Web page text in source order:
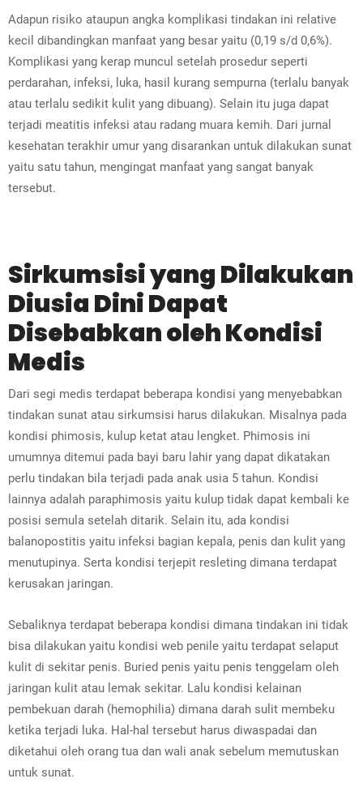
Adapun risiko ataupun angka komplikasi tindakan ini relative
kecil dibandingkan manfaat yang besar yaitu (0,19 s/d 0,6%).
Komplikasi yang kerap muncul setelah prosedur seperti
perdarahan, infeksi, luka, hasil kurang sempurna (terlalu banyak
atau terlalu sedikit kulit yang dibuang). Selain itu juga dapat
terjadi meatitis infeksi atau radang muara kemih. Dari jurnal
kesehatan terakhir umur yang disarankan untuk dilakukan sunat
yaitu satu tahun, mengingat manfaat yang sangat banyak
tersebut.
Sirkumsisi yang Dilakukan
Diusia Dini Dapat
Disebabkan oleh Kondisi
Medis
Dari segi medis terdapat beberapa kondisi yang menyebabkan
tindakan sunat atau sirkumsisi harus dilakukan. Misalnya pada
kondisi phimosis, kulup ketat atau lengket. Phimosis ini
umumnya ditemui pada bayi baru lahir yang dapat dikatakan
perlu tindakan bila terjadi pada anak usia 5 tahun. Kondisi
lainnya adalah paraphimosis yaitu kulup tidak dapat kembali ke
posisi semula setelah ditarik. Selain itu, ada kondisi
balanopostitis yaitu infeksi bagian kepala, penis dan kulit yang
menutupinya. Serta kondisi terjepit resleting dimana terdapat
kerusakan jaringan.
Sebaliknya terdapat beberapa kondisi dimana tindakan ini tidak
bisa dilakukan yaitu kondisi web penile yaitu terdapat selaput
kulit di sekitar penis. Buried penis yaitu penis tenggelam oleh
jaringan kulit atau lemak sekitar. Lalu kondisi kelainan
pembekuan darah (hemophilia) dimana darah sulit membeku
ketika terjadi luka. Hal-hal tersebut harus diwaspadai dan
diketahui oleh orang tua dan wali anak sebelum memutuskan
untuk sunat.